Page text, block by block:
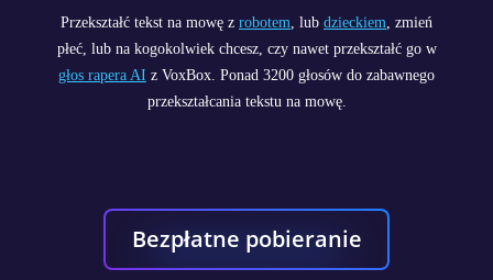
Przekształć tekst na mowę z robotem , lub dzieckiem , zmień
płeć, lub na kogokolwiek chcesz, czy nawet przekształć go w
głos rapera AI z VoxBox. Ponad 3200 głosów do zabawnego
przekształcania tekstu na mowę.
Bezpłatne pobieranie